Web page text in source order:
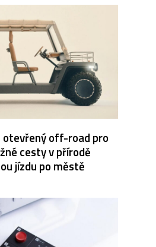
otevřený off-road pro
cesty v přírodě
jízdu po městě